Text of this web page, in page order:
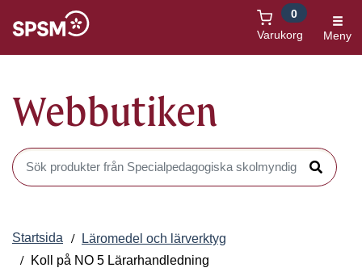
Varukorg
0
Meny
Webbutiken
Sök produkter i Webbutiken
Sök
Startsida
Läromedel och lärverktyg
Koll på NO 5 Lärarhandledning